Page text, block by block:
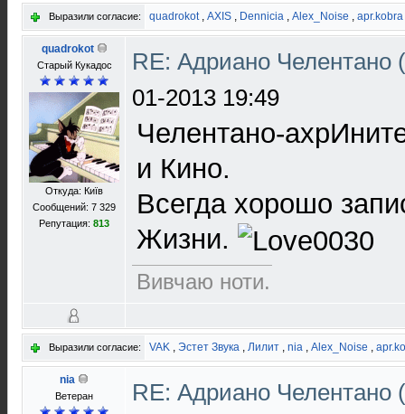
Выразили согласие: quadrokot, AXIS , Dennicia , Alex_Noise , apr.kobra
quadrokot
Старый Кукадос
Откуда: Київ
Сообщений: 7 329
Репутация: 813
RE: Адриано Челентано
01-2013 19:49
Челентано-
и Кино.
Всегда хорошо
Жизни.
Вивчаю ноти.
Выразили согласие: VAK , Эстет Звука , Лилит , nia , Alex_Noise ,
nia
Ветеран
RE: Адриано Челентано